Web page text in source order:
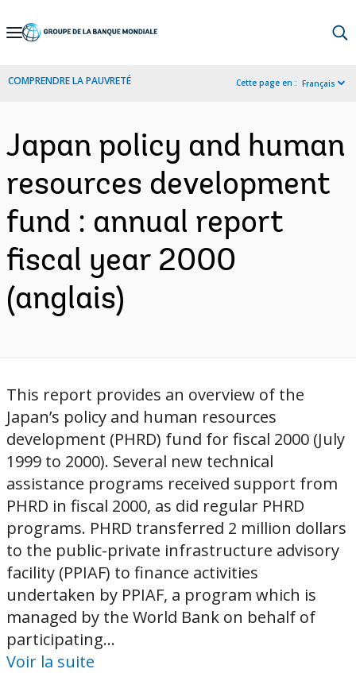
Skip
Navigation
COMPRENDRE LA PAUVRETÉ Cette page en : Français
Japan policy and human
resources development
fund : annual report
fiscal year 2000
(anglais)
This report provides an overview of the
Japan’s policy and human resources
development (PHRD) fund for fiscal 2000 (July
1999 to 2000). Several new technical
assistance programs received support from
PHRD in fiscal 2000, as did regular PHRD
programs. PHRD transferred 2 million dollars
to the public-private infrastructure advisory
facility (PPIAF) to finance activities
undertaken by PPIAF, a program which is
managed by the World Bank on behalf of
participating...
Voir la suite